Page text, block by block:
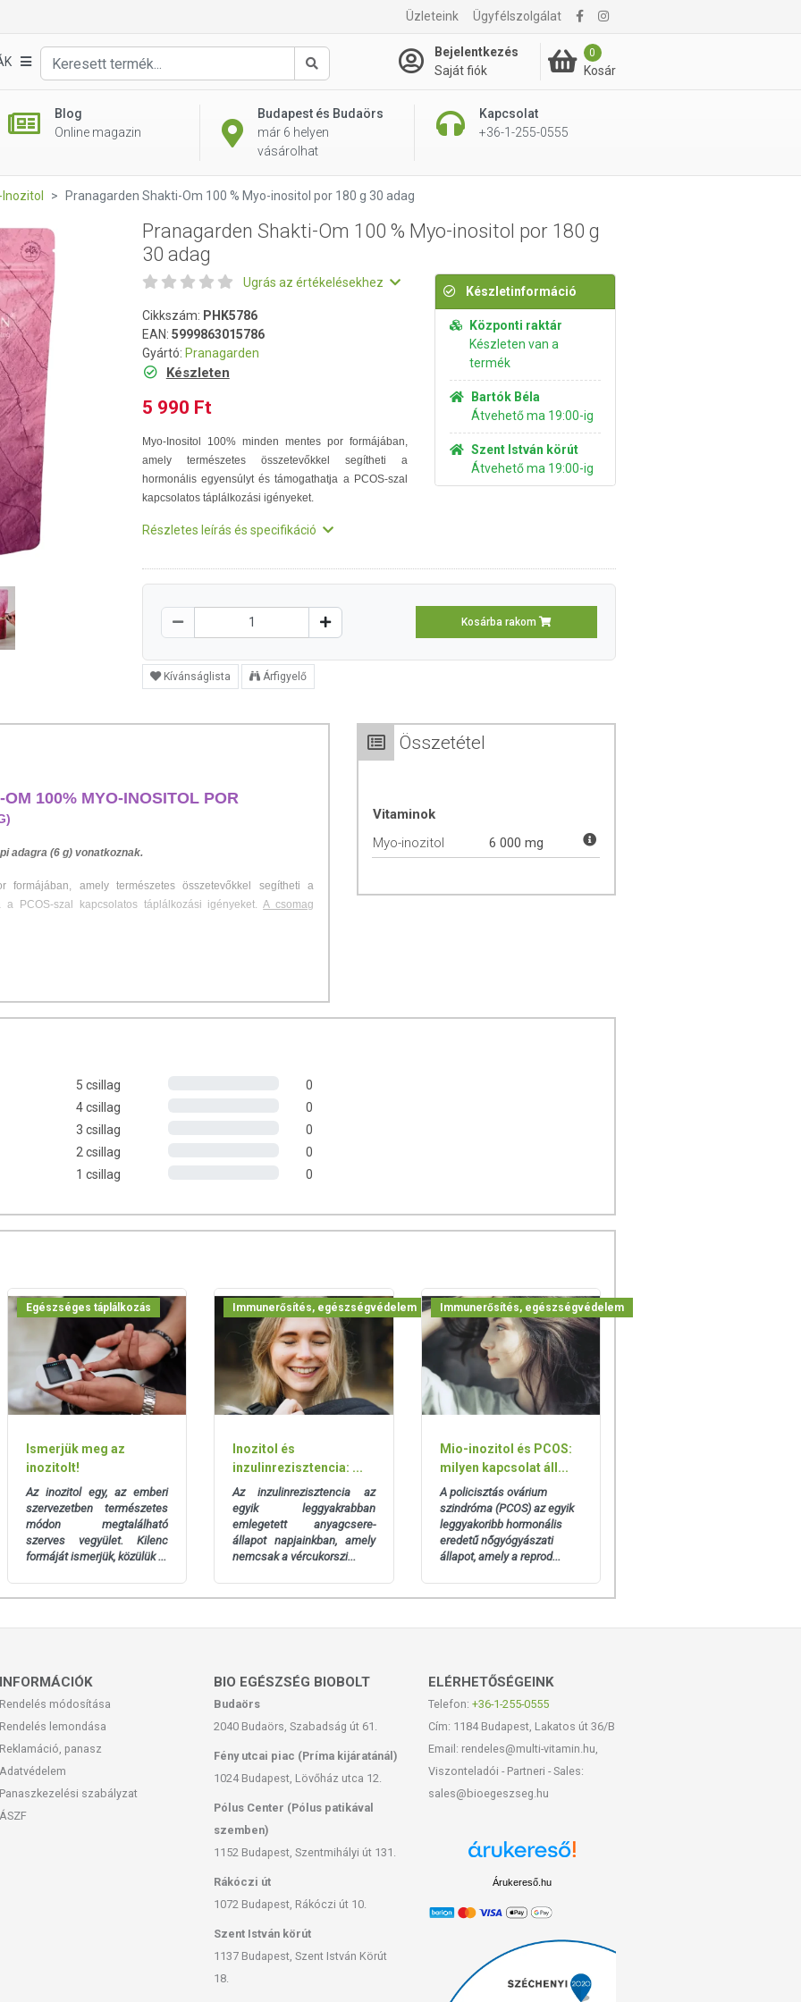
Üzleteink Ügyfélszolgálat
Keresés
Bejelentkezés
Saját fiók
0
Kosár
Blog
Online magazin
Budapest és Budaörs
már 6 helyen
vásárolhat
Kapcsolat
+36-1-255-0555
5 990 Ft Kosárba rakom
Pranagarden Shakti-Om 100 % Myo-inositol por 180 g 30 adag
Pranagarden Shakti-Om 100 % Myo-inositol por 180 g
30 adag
Ugrás az értékelésekhez
Cikkszám: PHK5786
EAN: 5999863015786
Gyártó: Pranagarden
Készleten
5 990 Ft
Myo-Inositol 100% minden mentes por formájában,
amely természetes összetevőkkel segítheti a
hormonális egyensúlyt és támogathatja a PCOS-szal
kapcsolatos táplálkozási igényeket.
Részletes leírás és specifikáció
Készletinformáció
Központi raktár
Készleten van a
termék
Bartók Béla
Átvehető ma 19:00-ig
Szent István körút
Átvehető ma 19:00-ig
Kosárba rakom
Kívánságlista Árfigyelő
100% MYO-INOSITOL POR
adagra (6 g) vonatkoznak.
formájában, amely természetes összetevőkkel segítheti a
a PCOS-szal kapcsolatos táplálkozási igényeket.A csomag
és segíthet a policisztás ovárium szindróma (PCOS)
ígéretes segítséget nyújthat a fogyásban. A kutatások azt
javulás segíthet a étvágy szabályozásában és a metabolikus
a testsúly kezeléséhez​.
myo-inositol por prémium minőségű, természetes forrásból
adalékanyagoktól.
választás mindazok számára, akik szeretnék természetes
inzulinegyensúlyukat és javítani közérzetüket!
100% myo-inositol port 1,5 dl vízben vagy növényi tejben. Az
lépje túl!A csomag tartalmazza az adagolókanalat!
feltüntetett időpontot.
frissítjük, törekszünk arra, hogy naprakészek legyenek.
ennek ellenére a webshopon szereplő adatok (beleértve a
információkat is) csak tájékoztató jellegűek, a tényleges
uniós szabályozás szerint élelmiszereknek minősülnek,
szolgálják, és koncentrált formában tartalmaznak
Összetétel
Vitaminok
Myo-inozitol
6 000 mg
5 csillag
0
4 csillag
0
3 csillag
0
2 csillag
0
1 csillag
0
Egészséges táplálkozás
Ismerjük meg az
inozitolt!
Az inozitol egy, az emberi
szervezetben természetes
módon megtalálható
szerves vegyület. Kilenc
formáját ismerjük, közülük ...
Immunerősítés, egészségvédelem
Inozitol és
inzulinrezisztencia: ...
Az inzulinrezisztencia az
egyik leggyakrabban
emlegetett anyagcsere-
állapot napjainkban, amely
nemcsak a vércukorszi...
Immunerősítés, egészségvédelem
Mio-inozitol és PCOS:
milyen kapcsolat áll...
A policisztás ovárium
szindróma (PCOS) az egyik
leggyakoribb hormonális
eredetű nőgyógyászati
állapot, amely a reprod...
INFORMÁCIÓK
Rendelés módosítása
Rendelés lemondása
Reklamáció, panasz
Adatvédelem
Panaszkezelési szabályzat
ÁSZF
BIO EGÉSZSÉG BIOBOLT
Budaörs
2040 Budaörs, Szabadság út 61.
Fény utcai piac (Príma kijáratánál)
1024 Budapest, Lövőház utca 12.
Pólus Center (Pólus patikával
szemben)
1152 Budapest, Szentmihályi út 131.
Rákóczi út
1072 Budapest, Rákóczi út 10.
Szent István körút
1137 Budapest, Szent István Körút
18.
ELÉRHETŐSÉGEINK
Telefon: +36-1-255-0555
Cím: 1184 Budapest, Lakatos út 36/B
Email: rendeles@multi-vitamin.hu,
Viszonteladói - Partneri - Sales:
sales@bioegeszseg.hu
Árukereső.hu